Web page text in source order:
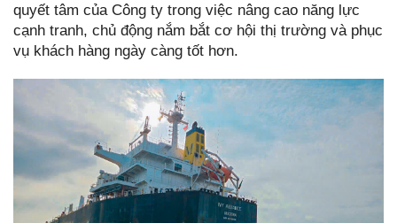
quyết tâm của Công ty trong việc nâng cao năng lực
cạnh tranh, chủ động nắm bắt cơ hội thị trường và phục
vụ khách hàng ngày càng tốt hơn.